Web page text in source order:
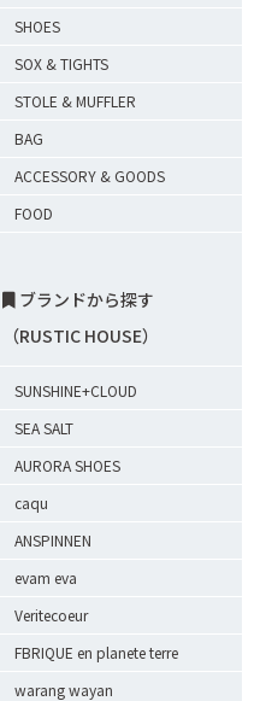
SHOES
SOX & TIGHTS
STOLE & MUFFLER
BAG
ACCESSORY & GOODS
FOOD
ブランドから探す
（RUSTIC HOUSE）
SUNSHINE+CLOUD
SEA SALT
AURORA SHOES
caqu
ANSPINNEN
evam eva
Veritecoeur
FBRIQUE en planete terre
warang wayan